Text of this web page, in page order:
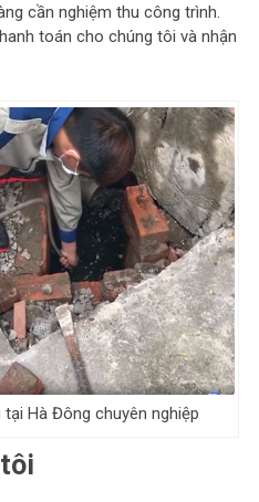
cần nghiệm thu công trình.
toán cho chúng tôi và nhận
Hà Đông chuyên nghiệp